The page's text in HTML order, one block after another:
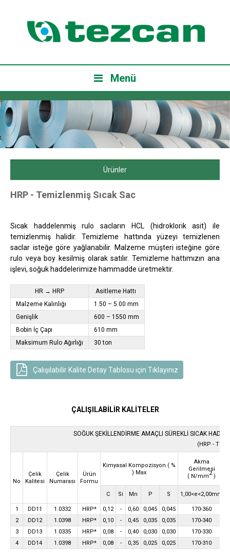
Menü
Ürünler
HRP - Temizlenmiş Sıcak Sac
Sıcak haddelenmiş rulo sacların HCL (hidroklorik asit) ile
temizlenmiş halidir. Temizleme hattında yüzeyi temizlenen
saclar isteğe göre yağlanabilir. Malzeme müşteri isteğine göre
rulo veya boy kesilmiş olarak satılır. Temizleme hattımızın ana
işlevi, soğuk haddelerimize hammadde üretmektir.
HR → HRP
Asitleme Hattı ​​​​
Malzeme Kalınlığı
1.50 – 5.00 mm
Genişlik
600 – 1550 mm
Bobin İç Çapı
610 mm
Maksimum Rulo Ağırlığı
30 ton
Çalışılabilir Kalite Detay Tablosu için Tıklayınız
ÇALIŞILABİLİR KALİTELER
SOĞUK ŞEKİLLENDİRME AMAÇLI SÜREKLİ SICAK
(HRP - TS
No
Çelik
Kalitesi
Çelik
Numarası
Ürün
Formu
Kimyasal Kompozisyon ( %
) Max
Akma
Gerilmesi
( N/mm2)
C Si Mn P S 1,00<e<2,00mm
1 DD11 1.0332 HRP* 0,12 - 0,60 0,045 0,045
170-360
2
DD12 1.0398 HRP* 0,10 - 0,45 0,035 0,035
170-340
3
DD13 1.0335 HRP* 0,08 - 0,40 0,030 0,030
170-330
4
DD14 1.0398 HRP* 0,08 - 0,35 0,025 0,025 170-310